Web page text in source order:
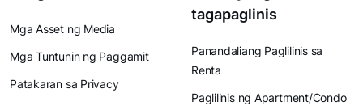
Mga Asset ng Media
Mga Tuntunin ng Paggamit
Patakaran sa Privacy
tagapaglinis
Panandaliang Paglilinis sa
Renta
Paglilinis ng Apartment/Condo